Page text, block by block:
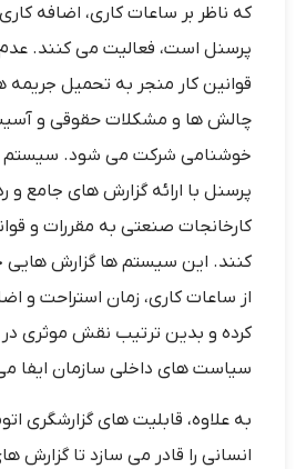
که ناظر بر ساعات کاری، اضافه
پرسنل است، فعالیت می ‌کنند.
قوانین کار منجر به تحمیل جریمه‌
چالش ‌ها و مشکلات حقوقی و آسیب
خوشنامی شرکت می ‌شود. سیستم‌
پرسنل با ارائه گزارش ‌های جامع و
کارخانجات صنعتی به مقررات و
کنند. این سیستم‌ ها گزارش ‌هایی
از ساعات کاری، زمان‌ استراحت و
کرده و بدین ترتیب نقش موثری در
سیاست‌ های داخلی سازمان ایفا
به علاوه، قابلیت‌ های گزارشگری
انسانی را قادر می ‌سازد تا گزارش